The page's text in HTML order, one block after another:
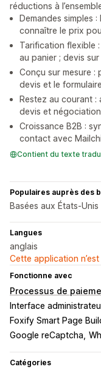
réductions à
Demandes simples
connaître le prix
Tarification flexible
au panier ; devis
Conçu sur mesure :
devis et le
Restez au courant :
devis et négociation
Croissance B2B :
contact avec
Contient du texte
Populaires auprès des
Basées aux États-Unis
Langues
anglais
Cette application
Fonctionne avec
Processus de
Interface
Foxify Smart Page
Google reCaptcha
Catégories